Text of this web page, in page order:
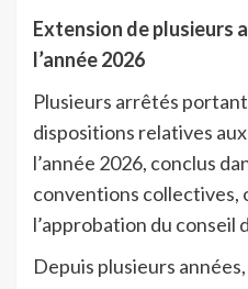
Extension de plusieurs
l’année 2026
Plusieurs arrêtés
dispositions relatives
l’année 2026, conclus
conventions collectives,
l’approbation du conseil
Depuis plusieurs